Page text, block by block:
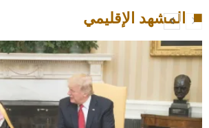
المشهد الإقليمي